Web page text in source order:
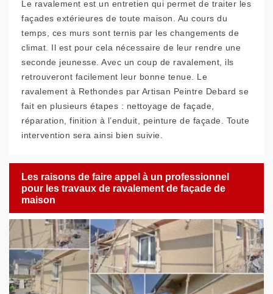
Le ravalement est un entretien qui permet de traiter les
façades extérieures de toute maison. Au cours du
temps, ces murs sont ternis par les changements de
climat. Il est pour cela nécessaire de leur rendre une
seconde jeunesse. Avec un coup de ravalement, ils
retrouveront facilement leur bonne tenue. Le
ravalement à Rethondes par Artisan Peintre Debard se
fait en plusieurs étapes : nettoyage de façade,
réparation, finition à l’enduit, peinture de façade. Toute
intervention sera ainsi bien suivie.
Les raisons de faire appel à un professionnel
pour les travaux de ravalement de façade de
maison